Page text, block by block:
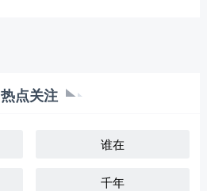
热点关注
谁在
千年